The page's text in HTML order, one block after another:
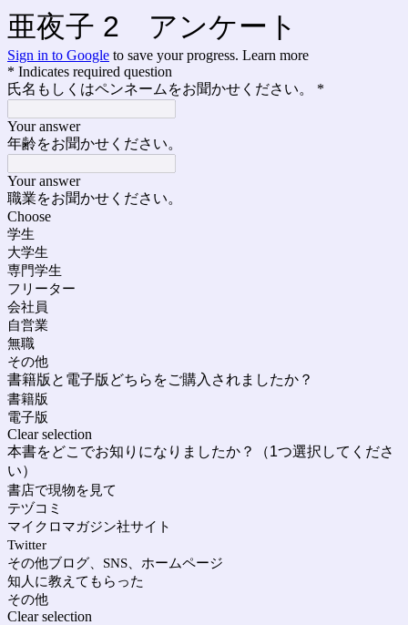
亜夜子 2 アンケート
Sign in to Google to save your progress. Learn more
* Indicates required question
氏名もしくはペンネームをお聞かせください。
*
Your answer
年齢をお聞かせください。
Your answer
職業をお聞かせください。
Choose
学生
大学生
専門学生
フリーター
会社員
自営業
無職
その他
書籍版と電子版どちらをご購入されましたか？
書籍版
電子版
Clear selection
本書をどこでお知りになりましたか？（1つ選択してくださ
い）
書店で現物を見て
テヅコミ
マイクロマガジン社サイト
Twitter
その他ブログ、SNS、ホームページ
知人に教えてもらった
その他
Clear selection